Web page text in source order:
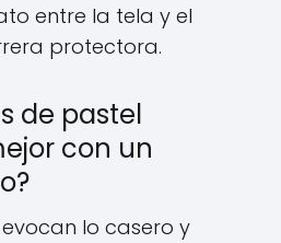
entre la tela y el
protectora.
de pastel
con un
lo casero y